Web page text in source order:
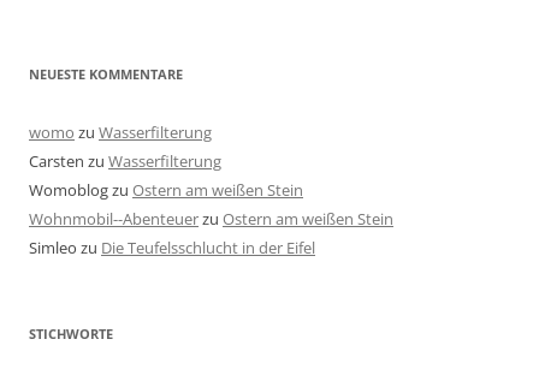
NEUESTE KOMMENTARE
womo zu Wasserfilterung
Carsten zu Wasserfilterung
Womoblogzu Ostern am weißen Stein
Wohnmobil--Abenteuerzu Ostern am weißen Stein
Simleo zu Die Teufelsschlucht in der Eifel
STICHWORTE